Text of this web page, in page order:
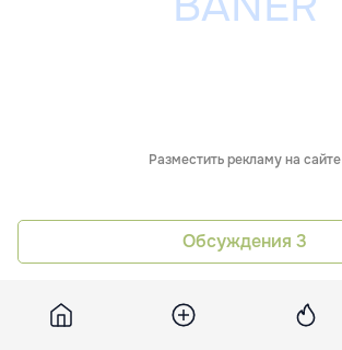
Разместить рекламу на сайте
Обсуждения 3
Похожие новости